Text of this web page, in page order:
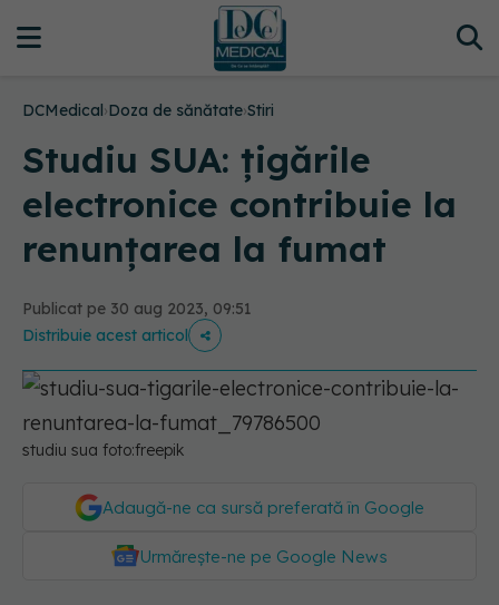
DCMedical›Doza de sănătate›Stiri
Studiu SUA: țigările
electronice contribuie la
renunțarea la fumat
Publicat pe 30 aug 2023, 09:51
Distribuie acest articol
studiu sua foto:freepik
Adaugă-ne ca sursă preferată în Google
Urmărește-ne pe Google News